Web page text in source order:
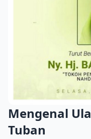
Mengenal
Tuban